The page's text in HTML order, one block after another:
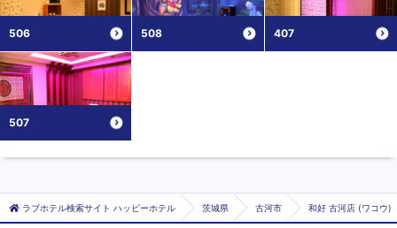
506 508 407
507
ラブホテル検索サイト ハッピーホテル 茨城県 古河市 和好 古河店 (ワコウ)